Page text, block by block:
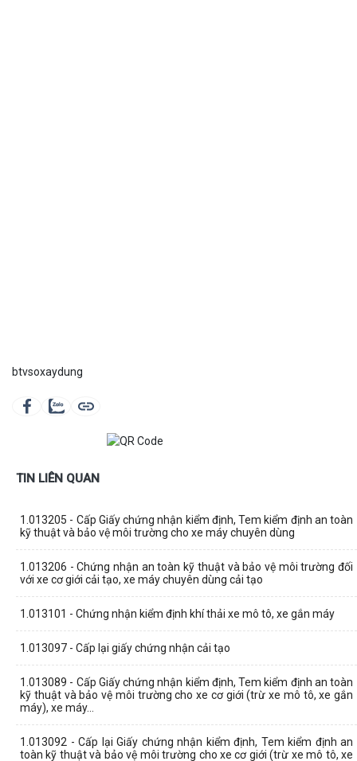
btvsoxaydung
TIN LIÊN QUAN
1.013205 - Cấp Giấy chứng nhận kiểm định, Tem kiểm định an toàn
kỹ thuật và bảo vệ môi trường cho xe máy chuyên dùng
1.013206 - Chứng nhận an toàn kỹ thuật và bảo vệ môi trường đối
với xe cơ giới cải tạo, xe máy chuyên dùng cải tạo
1.013101 - Chứng nhận kiểm định khí thải xe mô tô, xe gắn máy
1.013097 - Cấp lại giấy chứng nhận cải tạo
1.013089 - Cấp Giấy chứng nhận kiểm định, Tem kiểm định an toàn
kỹ thuật và bảo vệ môi trường cho xe cơ giới (trừ xe mô tô, xe gắn
máy), xe máy...
1.013092 - Cấp lại Giấy chứng nhận kiểm định, Tem kiểm định an
toàn kỹ thuật và bảo vệ môi trường cho xe cơ giới (trừ xe mô tô, xe